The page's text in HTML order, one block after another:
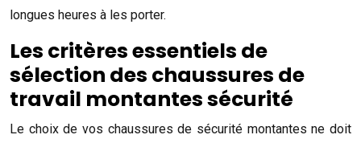
longues heures à les porter.
Les critères essentiels de
sélection des chaussures de
travail montantes sécurité
Le choix de vos chaussures de sécurité montantes ne doit